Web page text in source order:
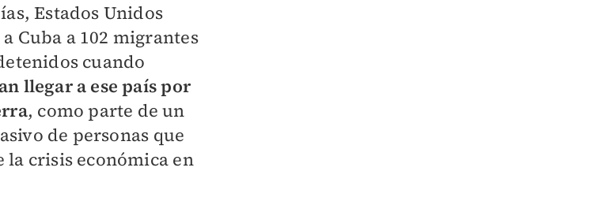
Estados Unidos
Cuba a 102 migrantes
cuando
llegar a ese país por
, como parte de un
de personas que
la crisis económica en